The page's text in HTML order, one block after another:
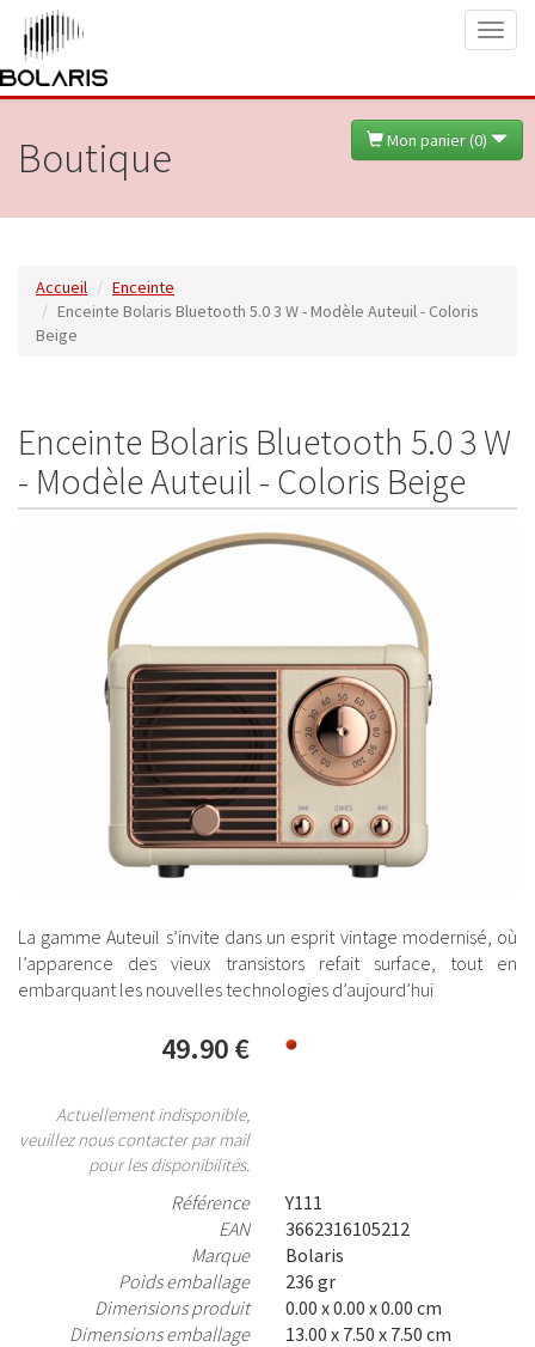
Mon panier (0)
Boutique
Accueil
Enceinte
Enceinte Bolaris Bluetooth 5.0 3 W - Modèle Auteuil - Coloris
Beige
Enceinte Bolaris Bluetooth 5.0 3 W
- Modèle Auteuil - Coloris Beige
La gamme Auteuil s’invite dans un esprit vintage modernisé, où
l’apparence des vieux transistors refait surface, tout en
embarquant les nouvelles technologies d’aujourd’hui
49.90 €
Actuellement indisponible,
veuillez nous contacter par mail
pour les disponibilités.
Référence
Y111
EAN
3662316105212
Marque
Bolaris
Poids emballage
236 gr
Dimensions produit
0.00 x 0.00 x 0.00 cm
Dimensions emballage
13.00 x 7.50 x 7.50 cm